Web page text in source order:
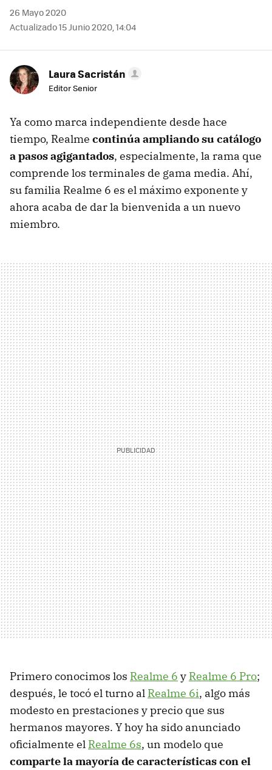
26 Mayo 2020
Actualizado 15 Junio 2020, 14:04
Laura Sacristán
Editor Senior
Ya como marca independiente desde hace
tiempo, Realme continúa ampliando su catálogo
a pasos agigantados, especialmente, la rama que
comprende los terminales de gama media. Ahí,
su familia Realme 6 es el máximo exponente y
ahora acaba de dar la bienvenida a un nuevo
miembro.
Primero conocimos los Realme 6 y Realme 6 Pro;
después, le tocó el turno al Realme 6i, algo más
modesto en prestaciones y precio que sus
hermanos mayores. Y hoy ha sido anunciado
oficialmente el Realme 6s, un modelo que
comparte la mayoría de características con el